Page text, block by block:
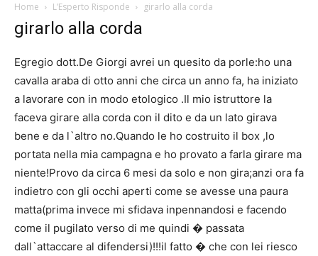
Home L’Esperto Risponde girarlo alla corda
girarlo alla corda
Egregio dott.De Giorgi avrei un quesito da porle:ho una
cavalla araba di otto anni che circa un anno fa, ha iniziato
a lavorare con in modo etologico .Il mio istruttore la
faceva girare alla corda con il dito e da un lato girava
bene e da l`altro no.Quando le ho costruito il box ,lo
portata nella mia campagna e ho provato a farla girare ma
niente!Provo da circa 6 mesi da solo e non gira;anzi ora fa
indietro con gli occhi aperti come se avesse una paura
matta(prima invece mi sfidava inpennandosi e facendo
come il pugilato verso di me quindi � passata
dall`attaccare al difendersi)!!!il fatto � che con lei riesco